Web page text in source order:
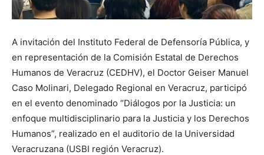
A invitación del Instituto Federal de Defensoría Pública, y
en representación de la Comisión Estatal de Derechos
Humanos de Veracruz (CEDHV), el Doctor Geiser Manuel
Caso Molinari, Delegado Regional en Veracruz, participó
en el evento denominado “Diálogos por la Justicia: un
enfoque multidisciplinario para la Justicia y los Derechos
Humanos”, realizado en el auditorio de la Universidad
Veracruzana (USBI región Veracruz).